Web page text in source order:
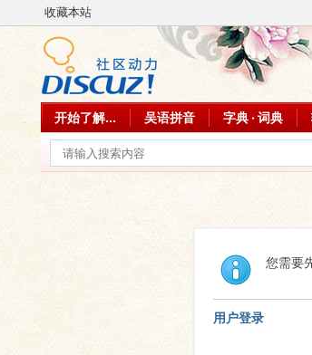
收藏本站
开始了解... 吴语拼音 字典 · 词典
您需要
用户登录